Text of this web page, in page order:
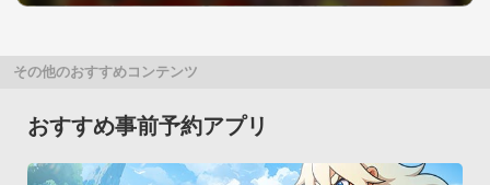
その他のおすすめコンテンツ
おすすめ事前予約アプリ